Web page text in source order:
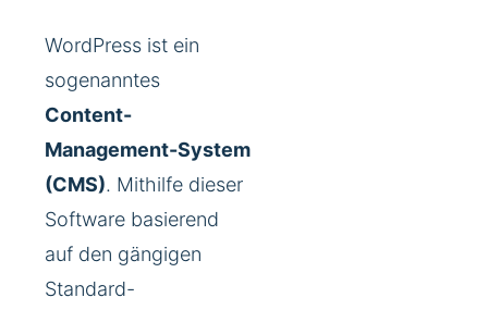
WordPress ist ein
sogenanntes
Content-
Management-System
(CMS). Mithilfe dieser
Software basierend
auf den gängigen
Standard-